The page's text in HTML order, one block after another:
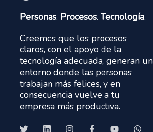
Personas. Procesos. Tecnología.
Creemos que los procesos
claros, con el apoyo de la
tecnología adecuada, generan un
entorno donde las personas
trabajan más felices, y en
consecuencia vuelve a tu
empresa más productiva.